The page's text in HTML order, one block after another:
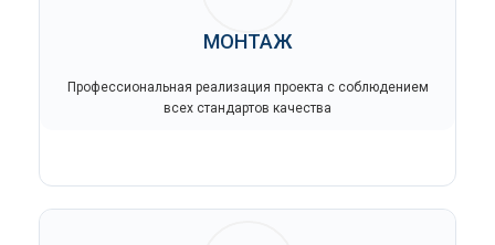
МОНТАЖ
Профессиональная реализация проекта с соблюдением
всех стандартов качества